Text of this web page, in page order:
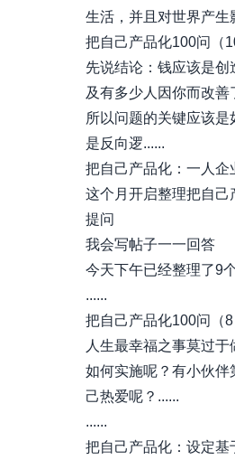
生活，并且对世界产生
把自己产品化100问（
先说结论：钱应该是
及有多少人因你而改善
所以问题的关键应该
是反向逻......
把自己产品化：一人企
这个月开启整理把自
提问
我会写帖子一一回答
今天下午已经整理了9
......
把自己产品化100问（
人生最幸福之事莫过
如何实施呢？有小伙伴
己热爱呢？......
......
把自己产品化：设定基